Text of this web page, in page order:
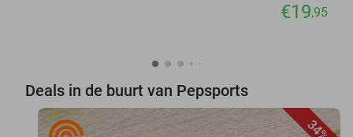
€19,95
Deals in de buurt van Pepsports
34%